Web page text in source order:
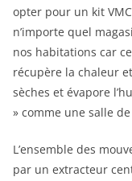
opter pour un kit
n’importe quel
nos habitations car
récupère la chaleur
sèches et évapore
» comme une salle
L’ensemble des
par un extracteur